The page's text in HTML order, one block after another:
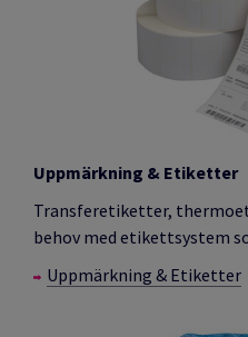
Uppmärkning & Etiketter
Transferetiketter,
behov med etikettsystem
Uppmärkning & Etiketter